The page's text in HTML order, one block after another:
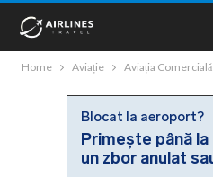
Home Aviație Aviația Comercială